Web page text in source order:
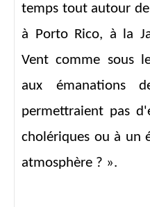
temps tout autour
à Porto Rico, à la
Vent comme sous
aux émanations
permettraient pas
cholériques ou à un
atmosphère ? ».